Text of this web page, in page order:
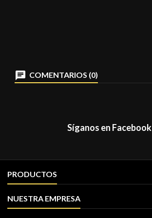
COMENTARIOS (0)
Síganos en Facebook
PRODUCTOS
NUESTRA EMPRESA